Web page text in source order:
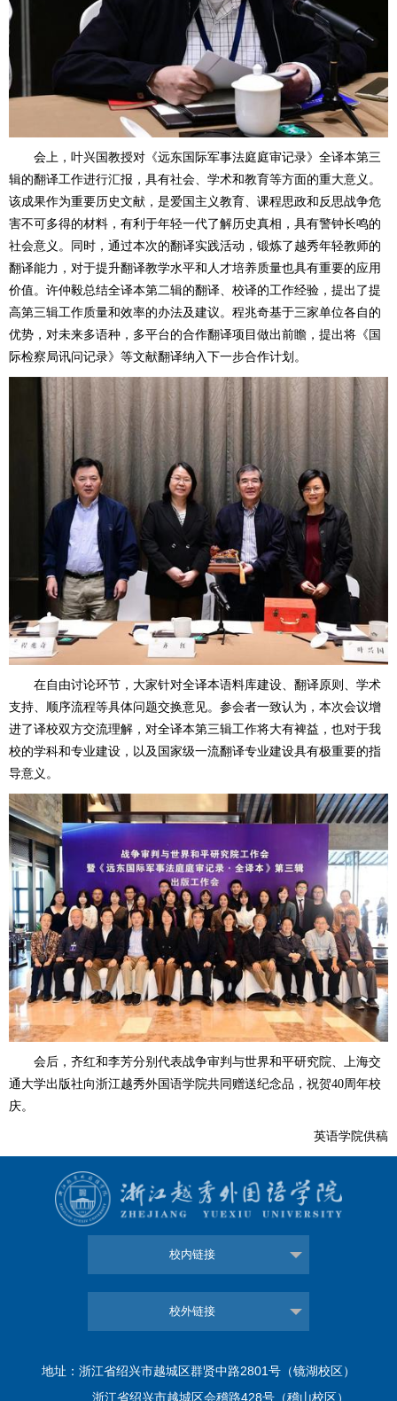
会上，叶兴国教授对《远东国际军事法庭庭审记录》全译本第三
辑的翻译工作进行汇报，具有社会、学术和教育等方面的重大意义。
该成果作为重要历史文献，是爱国主义教育、课程思政和反思战争危
害不可多得的材料，有利于年轻一代了解历史真相，具有警钟长鸣的
社会意义。同时，通过本次的翻译实践活动，锻炼了越秀年轻教师的
翻译能力，对于提升翻译教学水平和人才培养质量也具有重要的应用
价值。许仲毅总结全译本第二辑的翻译、校译的工作经验，提出了提
高第三辑工作质量和效率的办法及建议。程兆奇基于三家单位各自的
优势，对未来多语种，多平台的合作翻译项目做出前瞻，提出将《国
际检察局讯问记录》等文献翻译纳入下一步合作计划。
在自由讨论环节，大家针对全译本语料库建设、翻译原则、学术
支持、顺序流程等具体问题交换意见。参会者一致认为，本次会议增
进了译校双方交流理解，对全译本第三辑工作将大有裨益，也对于我
校的学科和专业建设，以及国家级一流翻译专业建设具有极重要的指
导意义。
会后， 齐红和李芳分别代表战争审判与世界和平研究院、上海交
通大学出版社向浙江越秀外国语学院共同 赠送纪念品 ，祝贺40周年校
庆。
英语学院供稿
校内链接
校外链接
地址：浙江省绍兴市越城区群贤中路2801号（镜湖校区）
浙江省绍兴市越城区会稽路428号（稽山校区）